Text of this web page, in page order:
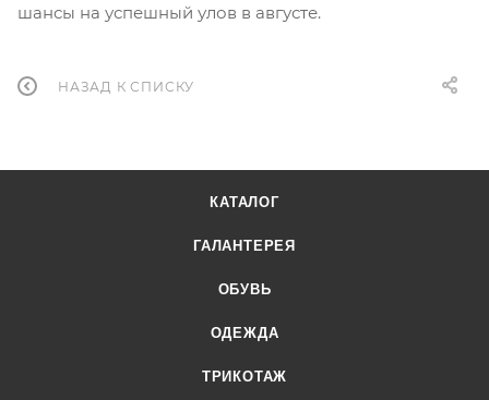
шансы на успешный улов в августе.
НАЗАД К СПИСКУ
КАТАЛОГ
ГАЛАНТЕРЕЯ
ОБУВЬ
ОДЕЖДА
ТРИКОТАЖ